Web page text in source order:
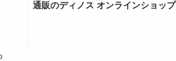
通販のディノス オンラインショップ